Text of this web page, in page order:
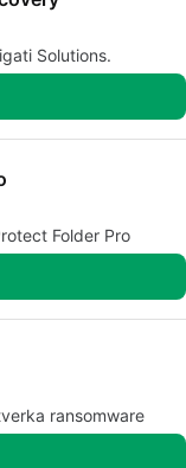
Solutions.
Folder Pro
ransomware